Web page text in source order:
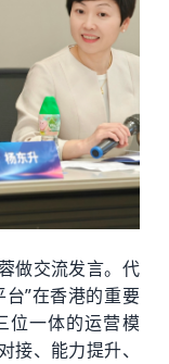
做交流发言。代
”在香港的重要
位一体的运营模
接、能力提升、